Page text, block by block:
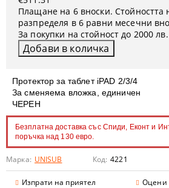
Протектор за таблет iPAD 2/3/4
За сменяема вложка, единичен
ЧЕРЕН
Безплатна доставка със Спиди, Еконт и
поръчка над 130 евро.
Марка: UNISUB Код: 4221
Изпрати на приятел Оцени
Плащане на 6 вноски. Стойността
разпределя в 6 равни месечни
За покупки на стойност до 2000